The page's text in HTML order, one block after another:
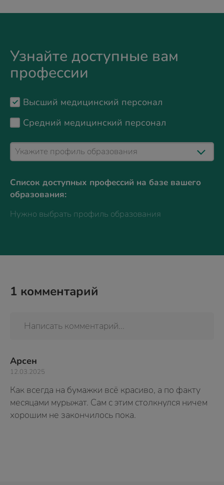
Узнайте доступные вам
профессии
Высший медицинский персонал
Средний медицинский персонал
Список доступных профессий на базе вашего
образования:
Нужно выбрать профиль образования
1 комментарий
Написать комментарий...
Арсен
12.03.2025
Как всегда на бумажки всё красиво, а по факту
месяцами мурыжат. Сам с этим столкнулся ничем
хорошим не закончилось пока.